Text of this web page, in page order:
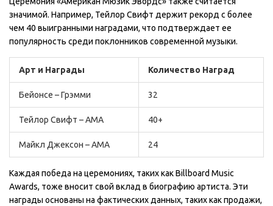
значимой. Например, Тейлор Свифт держит рекорд с более
чем 40 выигранными наградами, что подтверждает ее
популярность среди поклонников современной музыки.
Арт и Награды Количество Наград
Бейонсе – Грэмми 32
Тейлор Свифт – AMA 40+
Майкл Джексон – AMA 24
Каждая победа на церемониях, таких как Billboard Music
Awards, тоже вносит свой вклад в биографию артиста. Эти
награды основаны на фактических данных, таких как продажи,